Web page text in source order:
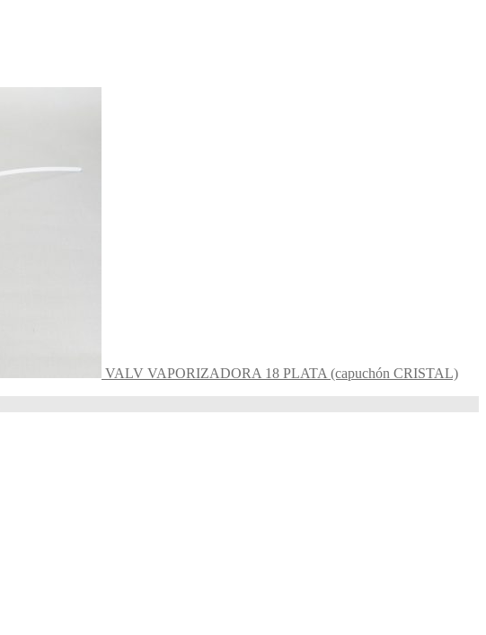
VALV VAPORIZADORA 18 PLATA (capuchón CRISTAL)